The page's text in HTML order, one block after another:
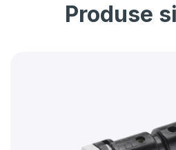
Produse